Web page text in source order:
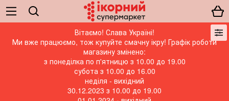
Вітаємо! Слава Україні!
Ми вже працюємо, тож купуйте смачну ікру! Графік роботи
магазину змінено:
з понеділка по п'ятницю з 10.00 до 19.00
субота з 10.00 до 16.00
неділя - вихідний
30.12.2023 з 10.00 до 19.00